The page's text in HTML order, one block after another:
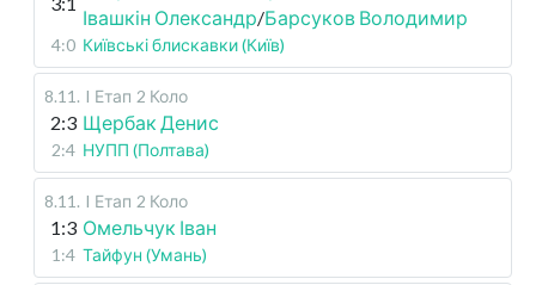
Івашкін Олександр/Барсуков Володимир
4:0 Київські блискавки (Київ)
8.11 . I Етап 2 Коло
2:3 Щербак Денис
2:4 НУПП (Полтава)
8.11 . I Етап 2 Коло
1:3 Омельчук Іван
1:4 Тайфун (Умань)